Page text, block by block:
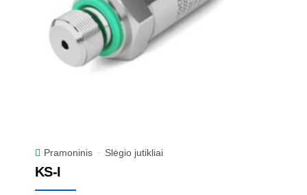
Pramoninis Slėgio jutikliai
KS-I